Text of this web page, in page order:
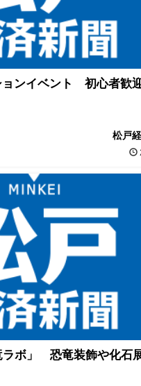
ョンイベント 初心者歓
松戸
ボ」 恐竜装飾や化石展